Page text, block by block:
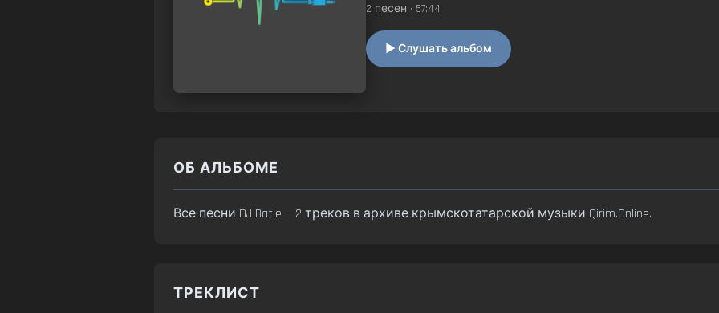
2 песен • 57:44
▶ Слушать альбом
ОБ АЛЬБОМЕ
Все песни DJ Batle — 2 треков в архиве крымскотатарской музыки Qirim.Online.
ТРЕКЛИСТ